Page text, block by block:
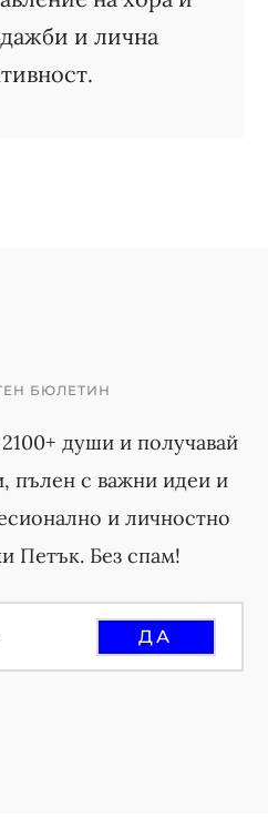
и лична
БЮЛЕТИН
души и получавай
пълен с важни идеи и
и личностно
Петък. Без спам!